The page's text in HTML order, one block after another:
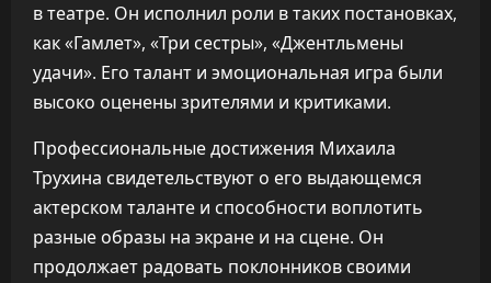
в театре. Он исполнил роли в таких постановках,
как «Гамлет», «Три сестры», «Джентльмены
удачи». Его талант и эмоциональная игра были
высоко оценены зрителями и критиками.
Профессиональные достижения Михаила
Трухина свидетельствуют о его выдающемся
актерском таланте и способности воплотить
разные образы на экране и на сцене. Он
продолжает радовать поклонников своими